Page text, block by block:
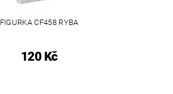
FIGURKA CF458 RYBA
120 Kč